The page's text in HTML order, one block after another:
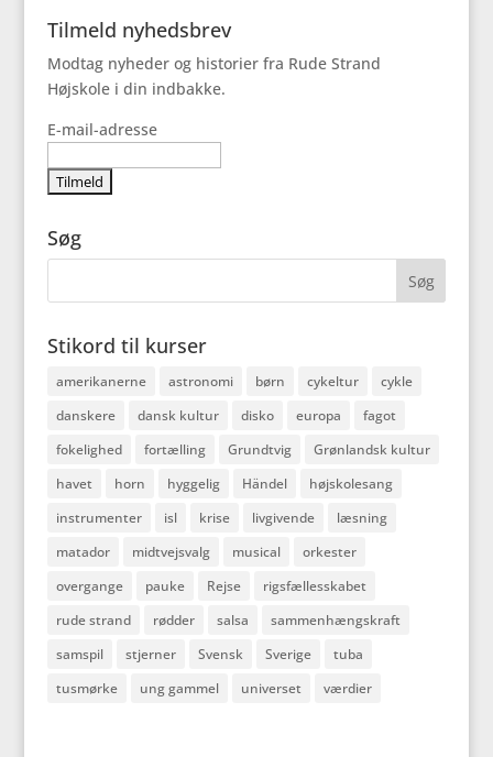
Tilmeld nyhedsbrev
Modtag nyheder og historier fra Rude Strand
Højskole i din indbakke.
E-mail-adresse
Søg
Stikord til kurser
amerikanerne astronomi børn cykeltur
cykle
danskere
dansk kultur disko europa
fagot
fokelighed
fortælling Grundtvig
Grønlandsk kultur
havet
horn hyggelig Händel
højskolesang
instrumenter
isl krise livgivende
læsning
matador
midtvejsvalg musical
orkester
overgange
pauke Rejse
rigsfællesskabet
rude strand
rødder salsa
sammenhængskraft
samspil
stjerner Svensk Sverige
tuba
tusmørke
ung gammel universet værdier